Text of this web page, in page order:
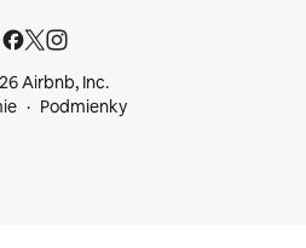
Airbnb, Inc.
Podmienky